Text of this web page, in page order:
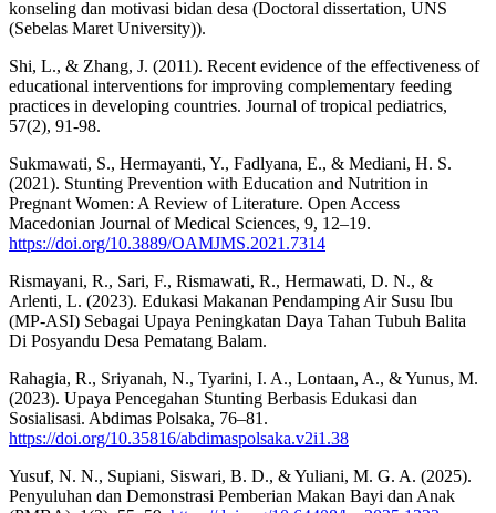
konseling dan motivasi bidan desa (Doctoral dissertation, UNS
(Sebelas Maret University)).
Shi, L., & Zhang, J. (2011). Recent evidence of the effectiveness of
educational interventions for improving complementary feeding
practices in developing countries. Journal of tropical pediatrics,
57(2), 91-98.
Sukmawati, S., Hermayanti, Y., Fadlyana, E., & Mediani, H. S.
(2021). Stunting Prevention with Education and Nutrition in
Pregnant Women: A Review of Literature. Open Access
Macedonian Journal of Medical Sciences, 9, 12–19.
https://doi.org/10.3889/OAMJMS.2021.7314
Rismayani, R., Sari, F., Rismawati, R., Hermawati, D. N., &
Arlenti, L. (2023). Edukasi Makanan Pendamping Air Susu Ibu
(MP-ASI) Sebagai Upaya Peningkatan Daya Tahan Tubuh Balita
Di Posyandu Desa Pematang Balam.
Rahagia, R., Sriyanah, N., Tyarini, I. A., Lontaan, A., & Yunus, M.
(2023). Upaya Pencegahan Stunting Berbasis Edukasi dan
Sosialisasi. Abdimas Polsaka, 76–81.
https://doi.org/10.35816/abdimaspolsaka.v2i1.38
Yusuf, N. N., Supiani, Siswari, B. D., & Yuliani, M. G. A. (2025).
Penyuluhan dan Demonstrasi Pemberian Makan Bayi dan Anak